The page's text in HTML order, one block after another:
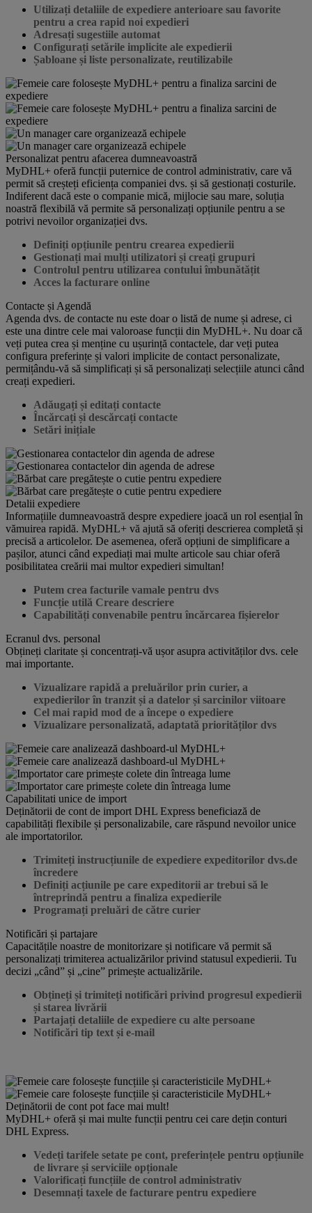
Utilizați detaliile de expediere anterioare sau favorite
pentru a crea rapid noi expedieri
Adresați sugestiile automat
Configurați setările implicite ale expedierii
Șabloane și liste personalizate, reutilizabile
Personalizat pentru afacerea dumneavoastră
MyDHL+ oferă funcții puternice de control administrativ, care vă
permit să creșteți eficiența companiei dvs. și să gestionați costurile.
Indiferent dacă este o companie mică, mijlocie sau mare, soluția
noastră flexibilă vă permite să personalizați opțiunile pentru a se
potrivi nevoilor organizației dvs.
Definiți opțiunile pentru crearea expedierii
Gestionați mai mulți utilizatori și creați grupuri
Controlul pentru utilizarea contului îmbunătățit
Acces la facturare online
Contacte și Agendă
Agenda dvs. de contacte nu este doar o listă de nume și adrese, ci
este una dintre cele mai valoroase funcții din MyDHL+. Nu doar că
veți putea crea și menține cu ușurință contactele, dar veți putea
configura preferințe și valori implicite de contact personalizate,
permițându-vă să simplificați și să personalizați selecțiile atunci când
creați expedieri.
Adăugați și editați contacte
Încărcați și descărcați contacte
Setări inițiale
Detalii expediere
Informațiile dumneavoastră despre expediere joacă un rol esențial în
vămuirea rapidă. MyDHL+ vă ajută să oferiți descrierea completă și
precisă a articolelor. De asemenea, oferă opțiuni de simplificare a
pașilor, atunci când expediați mai multe articole sau chiar oferă
posibilitatea creării mai multor expedieri simultan!
Putem crea facturile vamale pentru dvs
Funcție utilă Creare descriere
Capabilități convenabile pentru încărcarea fișierelor
Ecranul dvs. personal
Obțineți claritate și concentrați-vă ușor asupra activităților dvs. cele
mai importante.
Vizualizare rapidă a preluărilor prin curier, a
expedierilor în tranzit și a datelor și sarcinilor viitoare
Cel mai rapid mod de a începe o expediere
Vizualizare personalizată, adaptată priorităților dvs
Capabilitati unice de import
Deținătorii de cont de import DHL Express beneficiază de
capabilități flexibile și personalizabile, care răspund nevoilor unice
ale importatorilor.
Trimiteți instrucțiunile de expediere expeditorilor dvs.de
încredere
Definiți acțiunile pe care expeditorii ar trebui să le
întreprindă pentru a finaliza expedierile
Programați preluări de către curier
Notificări și partajare
Capacitățile noastre de monitorizare și notificare vă permit să
personalizați trimiterea actualizărilor privind statusul expedierii. Tu
decizi „când” și „cine” primește actualizările.
Obțineți și trimiteți notificări privind progresul expedierii
și starea livrării
Partajați detaliile de expediere cu alte persoane
Notificări tip text și e-mail
Deținătorii de cont pot face mai mult!
MyDHL+ oferă și mai multe funcții pentru cei care dețin conturi
DHL Express.
Vedeți tarifele setate pe cont, preferințele pentru opțiunile
de livrare și serviciile opționale
Valorificați funcțiile de control administrativ
Desemnați taxele de facturare pentru expediere